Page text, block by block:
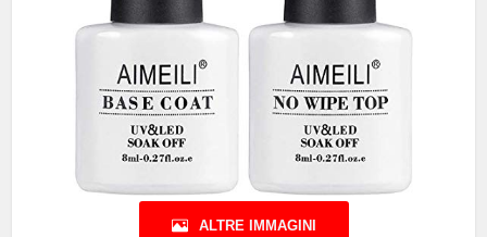
ALTRE IMMAGINI